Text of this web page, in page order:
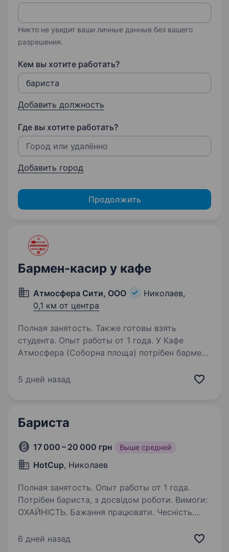
Никто не увидит ваши личные данные без вашего
разрешения.
Кем вы хотите работать?
Добавить должность
Где вы хотите работать?
Добавить город
Продолжить
Бармен-касир у кафе
Атмосфера Сити, ООО
Николаев,
0,1 км от центра
Полная занятость. Также готовы взять
студента. Опыт работы от 1 года. У Кафе
Атмосфера (Соборна площа) потрібен бармен-
до 21:00. Ставка + безкоштовні обіди. Усі
5 дней назад
Бариста
17 000 – 20 000 грн Выше средней
HotCup, Николаев
Полная занятость. Опыт работы от 1 года.
Потрібен бариста, з досвідом роботи. Вимоги:
ОХАЙНІСТЬ. Бажання працювати. Чесність.
Ввічливість Умови: Режими 8:30−20:30 Ставка
6 дней назад